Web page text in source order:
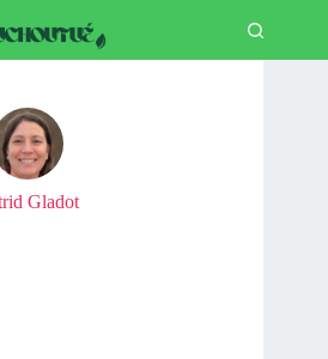
Gladot